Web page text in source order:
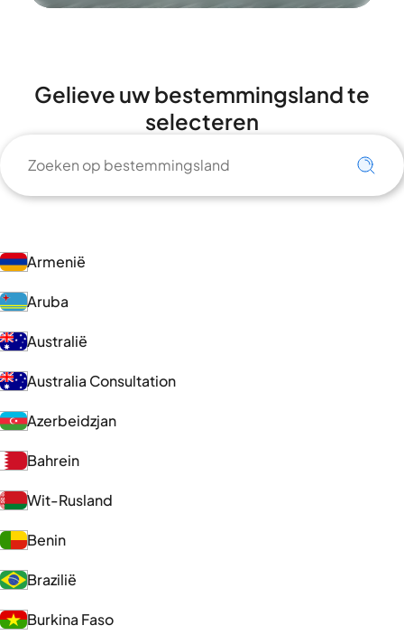
Gelieve uw bestemmingsland te
selecteren
Armenië
Aruba
Australië
Australia Consultation
Azerbeidzjan
Bahrein
Wit-Rusland
Benin
Brazilië
Burkina Faso